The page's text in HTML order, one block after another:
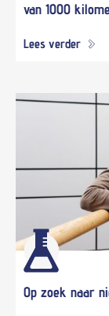
van 1000
Lees verder
Op zoek naar